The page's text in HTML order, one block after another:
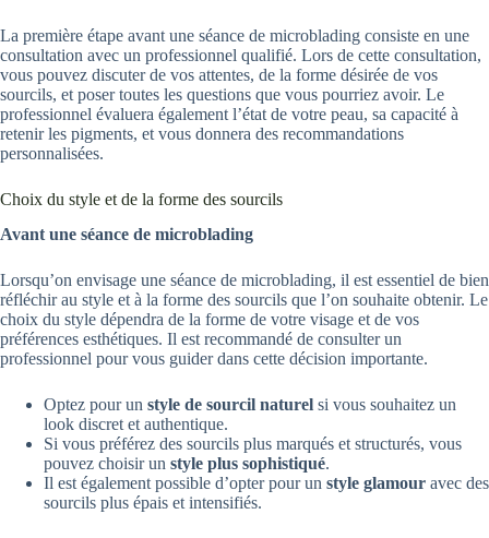
La première étape avant une séance de microblading consiste en une
consultation avec un professionnel qualifié. Lors de cette consultation,
vous pouvez discuter de vos attentes, de la forme désirée de vos
sourcils, et poser toutes les questions que vous pourriez avoir. Le
professionnel évaluera également l’état de votre peau, sa capacité à
retenir les pigments, et vous donnera des recommandations
personnalisées.
Choix du style et de la forme des sourcils
Avant une séance de microblading
Lorsqu’on envisage une séance de microblading, il est essentiel de bien
réfléchir au style et à la forme des sourcils que l’on souhaite obtenir. Le
choix du style dépendra de la forme de votre visage et de vos
préférences esthétiques. Il est recommandé de consulter un
professionnel pour vous guider dans cette décision importante.
Optez pour un style de sourcil naturel si vous souhaitez un
look discret et authentique.
Si vous préférez des sourcils plus marqués et structurés, vous
pouvez choisir un style plus sophistiqué.
Il est également possible d’opter pour un style glamour avec des
sourcils plus épais et intensifiés.